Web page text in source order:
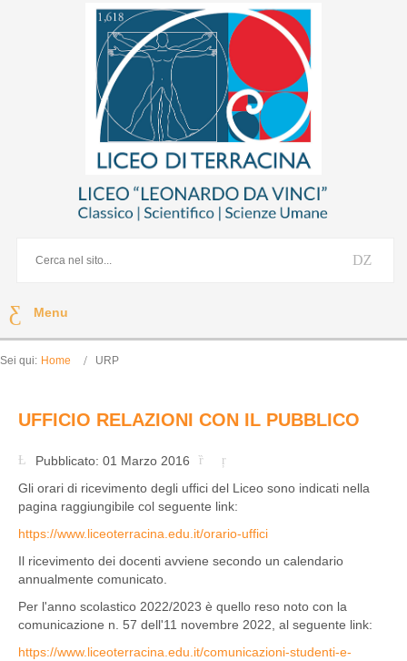
Menu
Sei qui: Home URP
UFFICIO RELAZIONI CON IL PUBBLICO
Pubblicato: 01 Marzo 2016
Gli orari di ricevimento degli uffici del Liceo sono indicati nella
pagina raggiungibile col seguente link:
https://www.liceoterracina.edu.it/orario-uffici
Il ricevimento dei docenti avviene secondo un calendario
annualmente comunicato.
Per l'anno scolastico 2022/2023 è quello reso noto con la
comunicazione n. 57 dell'11 novembre 2022, al seguente link:
https://www.liceoterracina.edu.it/comunicazioni-studenti-e-